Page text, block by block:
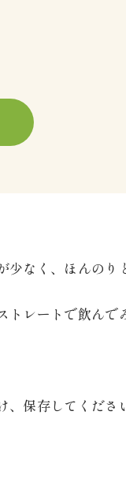
なく、ほんのり
レートで飲んで
保存してくださ